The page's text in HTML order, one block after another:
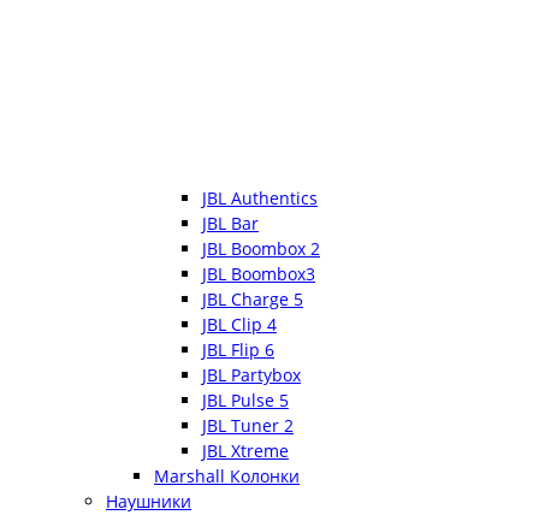
JBL Authentics
JBL Bar
JBL Boombox 2
JBL Boombox3
JBL Charge 5
JBL Clip 4
JBL Flip 6
JBL Partybox
JBL Pulse 5
JBL Tuner 2
JBL Xtreme
Marshall Колонки
Наушники